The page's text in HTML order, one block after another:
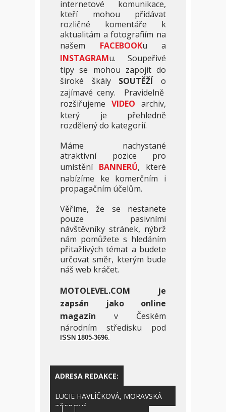
internetové komunikace,
kteří mohou přidávat
rozličné komentáře k
aktualitám a fotografiím na
našem FACEBOOKu a
INSTAGRAMu. Soupeřivé
tipy se mohou zapojit do
široké škálySOUTĚŽÍo
zajímavé ceny. Pravidelně
rozšiřujeme VIDEO archiv,
který je přehledně
rozdělený do kategorií.
Máme nachystané
atraktivní pozice pro
umístění BANNERŮ, které
nabízíme ke komerčním i
propagačním účelům.
Věříme, že se nestanete
pouze pasivními
návštěvníky stránek, nýbrž
nám pomůžete s hledáním
přitažlivých témat a budete
určovat směr, kterým bude
náš web kráčet.
MOTOLEVEL.COM je
zapsán jako online
magazín v Českém
národním středisku pod
ISSN 1805-3696.
ADRESA REDAKCE:
LUCIE HAVLÍČKOVÁ, MORAVSKÁ
TŘEBOVÁ